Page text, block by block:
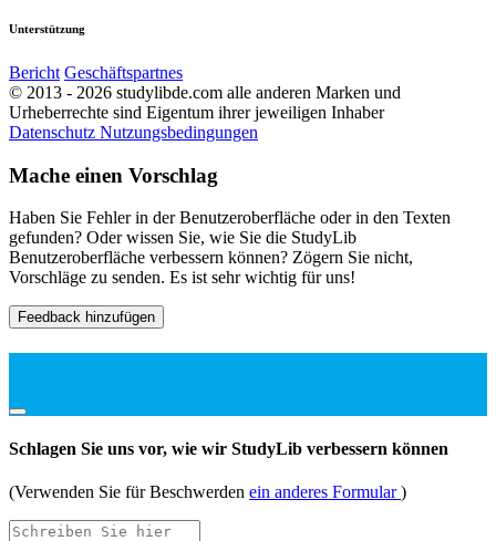
Unterstützung
Bericht Geschäftspartnes
© 2013 - 2026 studylibde.com alle anderen Marken und
Urheberrechte sind Eigentum ihrer jeweiligen Inhaber
Datenschutz Nutzungsbedingungen
Mache einen Vorschlag
Haben Sie Fehler in der Benutzeroberfläche oder in den Texten
gefunden? Oder wissen Sie, wie Sie die StudyLib
Benutzeroberfläche verbessern können? Zögern Sie nicht,
Vorschläge zu senden. Es ist sehr wichtig für uns!
Feedback hinzufügen
Schlagen Sie uns vor, wie wir StudyLib verbessern können
(Verwenden Sie für Beschwerden ein anderes Formular)